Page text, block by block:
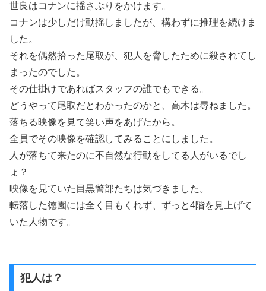
世良はコナンに揺さぶりをかけます。
コナンは少しだけ動揺しましたが、構わずに推理を続けま
した。
それを偶然拾った尾取が、犯人を脅したために殺されてし
まったのでした。
その仕掛けであればスタッフの誰でもできる。
どうやって尾取だとわかったのかと、高木は尋ねました。
落ちる映像を見て笑い声をあげたから。
全員でその映像を確認してみることにしました。
人が落ちて来たのに不自然な行動をしてる人がいるでし
ょ？
映像を見ていた目黒警部たちは気づきました。
転落した徳園には全く目もくれず、ずっと4階を見上げて
いた人物です。
犯人は？